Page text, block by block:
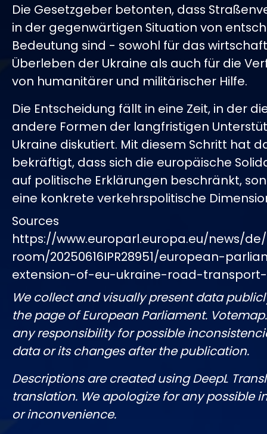
Die Gesetzgeber betonten, dass
in der gegenwärtigen Situation von
Bedeutung sind - sowohl für das
Überleben der Ukraine als auch für die
von humanitärer und militärischer Hilfe.
Die Entscheidung fällt in eine Zeit, in der
andere Formen der langfristigen
Ukraine diskutiert. Mit diesem Schritt hat
bekräftigt, dass sich die europäische
auf politische Erklärungen beschränkt,
eine konkrete verkehrspolitische
Sources
https://www.europarl.europa.eu/news/
room/20250616IPR28951/european-
extension-of-eu-ukraine-road-
We collect and visually present data
the page of European Parliament.
any responsibility for possible
data or its changes after the publication.
Descriptions are created using DeepL
translation. We apologize for any possible
or inconvenience.